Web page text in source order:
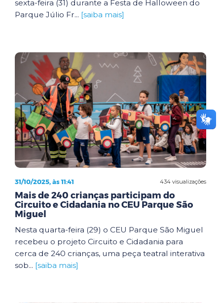
sexta-feira (31) durante a Festa de Halloween do
Parque Júlio Fr... [saiba mais]
434 visualizações
31/10/2025, às 11:41
Mais de 240 crianças participam do
Circuito e Cidadania no CEU Parque São
Miguel
Nesta quarta-feira (29) o CEU Parque São Miguel
recebeu o projeto Circuito e Cidadania para
cerca de 240 crianças, uma peça teatral interativa
sob... [saiba mais]